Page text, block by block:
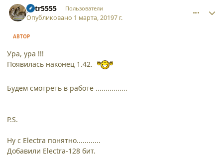
petr5555 Пользователи
Опубликовано 1 марта, 20197 г.
АВТОР
Ура, ура !!!
Появилась наконец 1.42.
Будем смотреть в работе ................
P.S.
Ну с Electra понятно............
Добавили Electra-128 бит.